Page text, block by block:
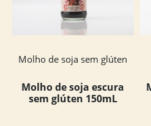
Molho de soja sem glúten
Molho de soja escura
sem glúten 150mL